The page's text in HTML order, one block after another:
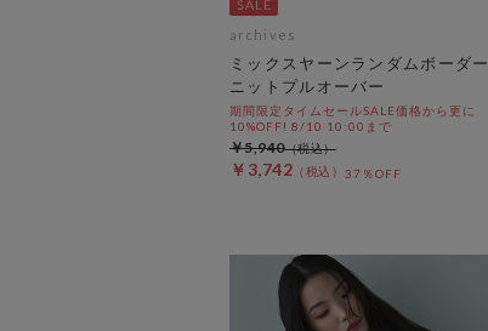
archives
ミックスヤーンランダムボーダー
ニットプルオーバー
期間限定タイムセールSALE価格から更に
10%OFF! 8/10 10:00まで
￥3,742 37％OFF
￥5,940